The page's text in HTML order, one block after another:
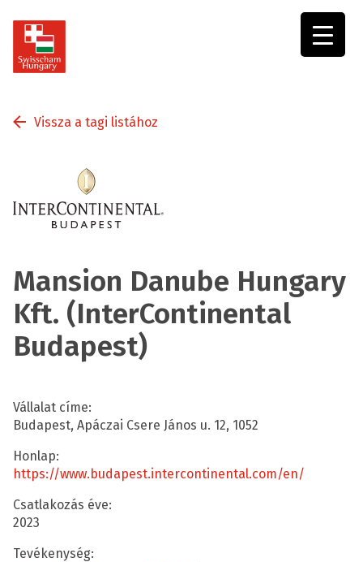
Vissza a tagi listához
Mansion Danube Hungary
Kft. (InterContinental
Budapest)
Vállalat címe:
Budapest, Apáczai Csere János u. 12, 1052
Honlap:
https://www.budapest.intercontinental.com/en/
Csatlakozás éve:
2023
Tevékenység: